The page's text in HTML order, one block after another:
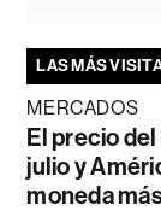
LAS MÁS
MERCADOS
El precio
julio y
moneda